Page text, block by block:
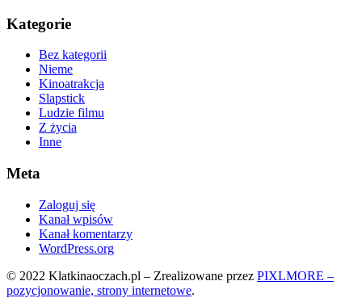
Kategorie
Bez kategorii
Nieme
Kinoatrakcja
Slapstick
Ludzie filmu
Z życia
Inne
Meta
Zaloguj się
Kanał wpisów
Kanał komentarzy
WordPress.org
© 2022 Klatkinaoczach.pl – Zrealizowane przez PIXLMORE –
pozycjonowanie, strony internetowe.